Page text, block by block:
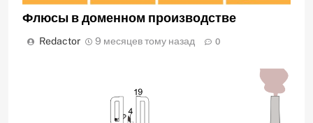
Флюсы в доменном производстве
Redactor 9 месяцев тому назад 0